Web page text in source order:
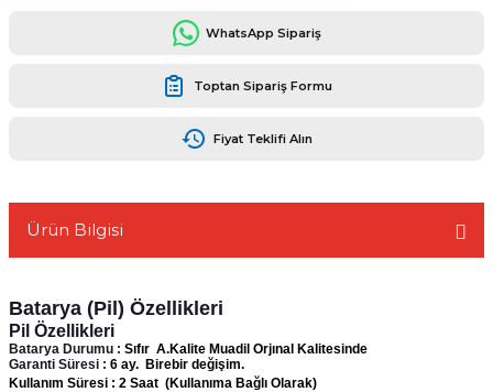
WhatsApp Sipariş
Toptan Sipariş Formu
Fiyat Teklifi Alın
Ürün Bilgisi
Batarya (Pil) Özellikleri
Pil Özellikleri
Batarya Durumu : Sıfır A.Kalite Muadil Orjınal Kalitesinde
Garanti Süresi : 6 ay. Birebir değişim.
Kullanım Süresi : 2 Saat (Kullanıma Bağlı Olarak)